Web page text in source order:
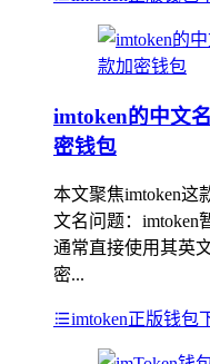
imtoken的中文
密钱包
本文聚焦imtoken这
文名问题：imtoken
通常直接使用其英
密...
imtoken正版钱包